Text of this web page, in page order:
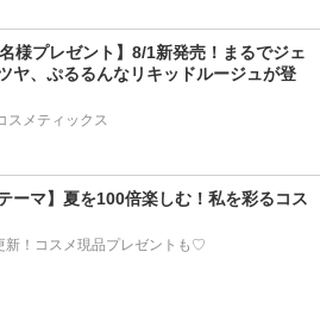
名様プレゼント】8/1新発売！まるでジェ
ヤ、ぷるるんなリキッドルージュが登
スメティックス
ーマ】夏を100倍楽しむ！私を彩るコス
新！コスメ現品プレゼントも♡